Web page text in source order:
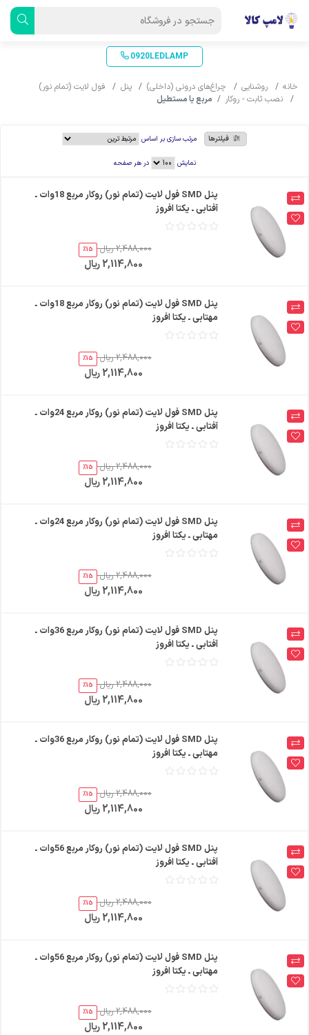
0920LEDLAMP
خانه روشنایی چراغ‌های درونی (داخلی) پنل
فول لایت (تمام نور)
نصب ثابت - روکار
مربع یا مستطیل
فیلترها مرتب سازی بر اساس
نمایش در هر صفحه
پنل SMD فول لایت (تمام نور) روکار مربع 18وات ـ
آفتابی ـ یکتا افروز
2,488,000 ریال %15
2,114,800 ریال
پنل SMD فول لایت (تمام نور) روکار مربع 18وات ـ
مهتابی ـ یکتا افروز
2,488,000 ریال %15
2,114,800 ریال
پنل SMD فول لایت (تمام نور) روکار مربع 24وات ـ
آفتابی ـ یکتا افروز
2,488,000 ریال %15
2,114,800 ریال
پنل SMD فول لایت (تمام نور) روکار مربع 24وات ـ
مهتابی ـ یکتا افروز
2,488,000 ریال %15
2,114,800 ریال
پنل SMD فول لایت (تمام نور) روکار مربع 36وات ـ
آفتابی ـ یکتا افروز
2,488,000 ریال %15
2,114,800 ریال
پنل SMD فول لایت (تمام نور) روکار مربع 36وات ـ
مهتابی ـ یکتا افروز
2,488,000 ریال %15
2,114,800 ریال
پنل SMD فول لایت (تمام نور) روکار مربع 56وات ـ
آفتابی ـ یکتا افروز
2,488,000 ریال %15
2,114,800 ریال
پنل SMD فول لایت (تمام نور) روکار مربع 56وات ـ
مهتابی ـ یکتا افروز
2,488,000 ریال %15
2,114,800 ریال